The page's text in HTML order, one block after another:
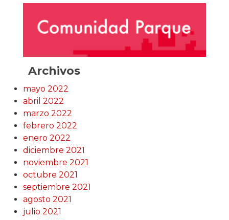
Archivos
mayo 2022
abril 2022
marzo 2022
febrero 2022
enero 2022
diciembre 2021
noviembre 2021
octubre 2021
septiembre 2021
agosto 2021
julio 2021